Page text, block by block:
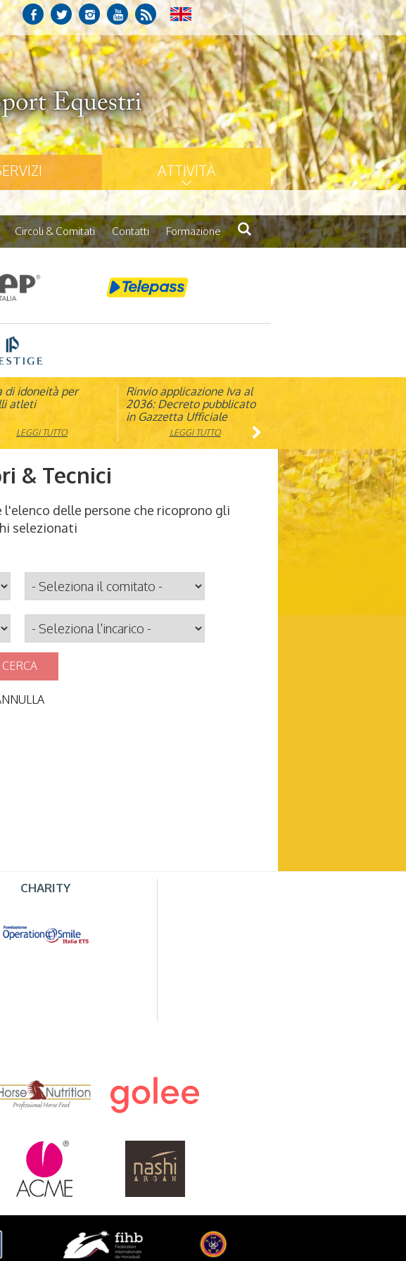
ATTIVITÀ
Circoli & Comitati Contatti Formazione
di idoneità per
atleti
LEGGI TUTTO
Rinvio applicazione Iva al
2036: Decreto pubblicato
in Gazzetta Ufficiale
LEGGI TUTTO
Atleta di alto
pubblicato il bando
2026
LEGGI TUTTO
Visita veterinaria annuale
LEGGI TUTTO
& Tecnici
l'elenco delle persone che ricoprono gli
selezionati
CERCA
CHARITY